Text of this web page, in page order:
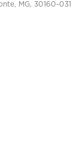
MG, 30160-031